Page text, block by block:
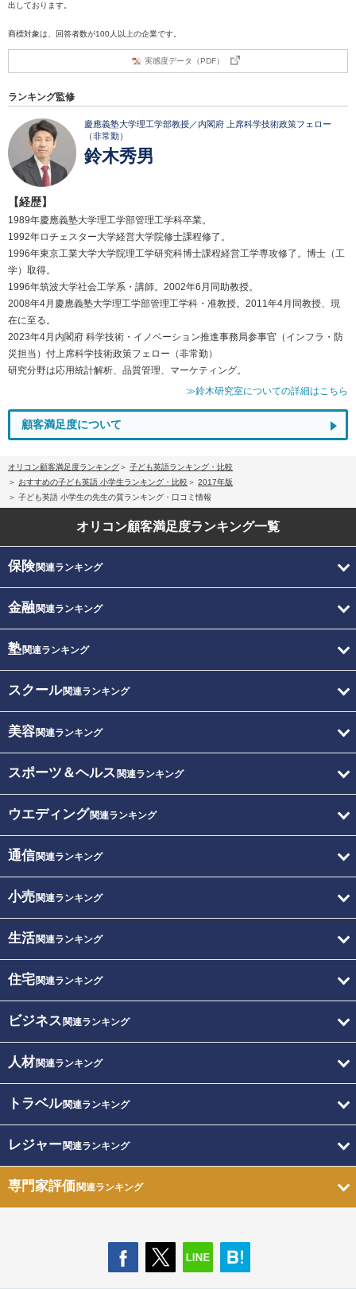
出しております。
商標対象は、回答者数が100人以上の企業です。
実感度データ（PDF）
ランキング監修
慶應義塾大学理工学部教授／内閣府 上席科学技術政策フェロー
（非常勤）
鈴木秀男
【経歴】
1989年慶應義塾大学理工学部管理工学科卒業。
1992年ロチェスター大学経営大学院修士課程修了。
1996年東京工業大学大学院理工学研究科博士課程経営工学専攻修了。博士（工
学）取得。
1996年筑波大学社会工学系・講師。2002年6月同助教授。
2008年4月慶應義塾大学理工学部管理工学科・准教授。2011年4月同教授、現
在に至る。
2023年4月内閣府 科学技術・イノベーション推進事務局参事官（インフラ・防
災担当）付上席科学技術政策フェロー（非常勤）
研究分野は応用統計解析、品質管理、マーケティング。
≫鈴木研究室についての詳細はこちら
顧客満足度について
オリコン顧客満足度ランキング
子ども英語ランキング・比較
おすすめの子ども英語 小学生ランキング・比較
2017年版
子ども英語 小学生の先生の質ランキング・口コミ情報
オリコン顧客満足度ランキング一覧
保険関連ランキング
金融関連ランキング
塾関連ランキング
スクール関連ランキング
美容関連ランキング
スポーツ＆ヘルス 関連ランキング
ウエディング関連ランキング
通信関連ランキング
小売関連ランキング
生活関連ランキング
住宅関連ランキング
ビジネス 関連ランキング
人材関連ランキング
トラベル関連ランキング
レジャー関連ランキング
専門家評価関連ランキング